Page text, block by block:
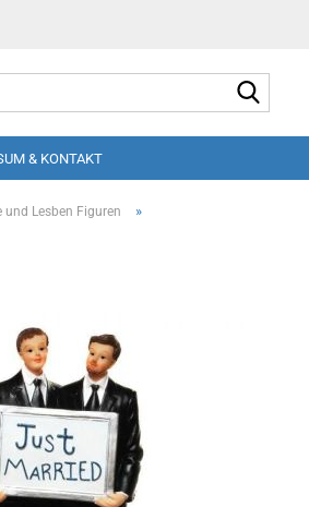
& KONTAKT
und Lesben Figuren »